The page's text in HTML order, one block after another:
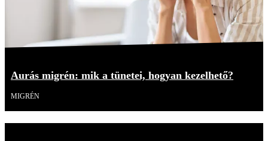
Aurás migrén: mik a tünetei, hogyan kezelhető?
MIGRÉN